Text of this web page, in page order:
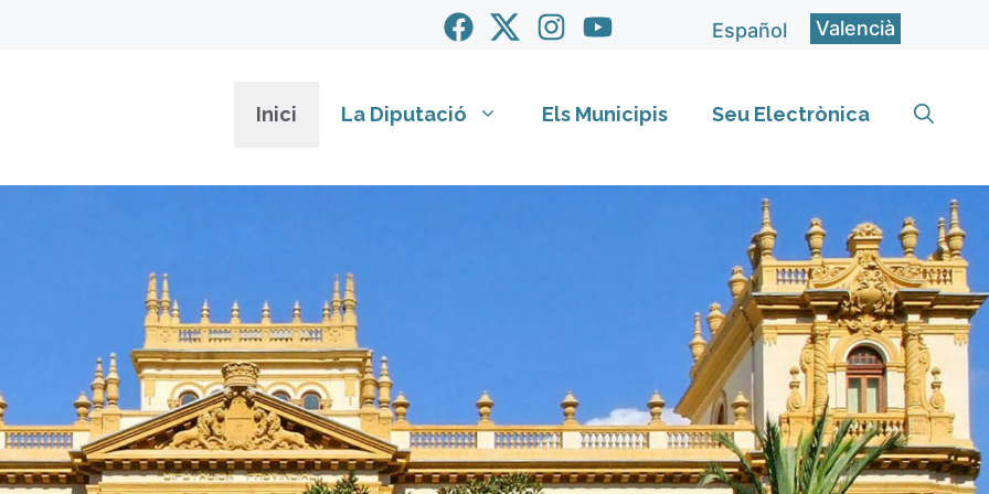
Español Valencià
Inici La Diputació Els Municipis Seu Electrònica